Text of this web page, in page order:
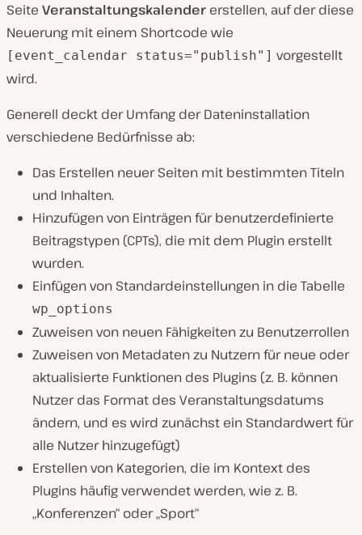
Seite Veranstaltungskalender erstellen, auf der diese
Neuerung mit einem Shortcode wie
[event_calendar status="publish"] vorgestellt
wird.
Generell deckt der Umfang der Dateninstallation
verschiedene Bedürfnisse ab:
Das Erstellen neuer Seiten mit bestimmten Titeln
und Inhalten.
Hinzufügen von Einträgen für benutzerdefinierte
Beitragstypen (CPTs), die mit dem Plugin erstellt
wurden.
Einfügen von Standardeinstellungen in die Tabelle
wp_options
Zuweisen von neuen Fähigkeiten zu Benutzerrollen
Zuweisen von Metadaten zu Nutzern für neue oder
aktualisierte Funktionen des Plugins (z. B. können
Nutzer das Format des Veranstaltungsdatums
ändern, und es wird zunächst ein Standardwert für
alle Nutzer hinzugefügt)
Erstellen von Kategorien, die im Kontext des
Plugins häufig verwendet werden, wie z. B.
„Konferenzen“ oder „Sport“